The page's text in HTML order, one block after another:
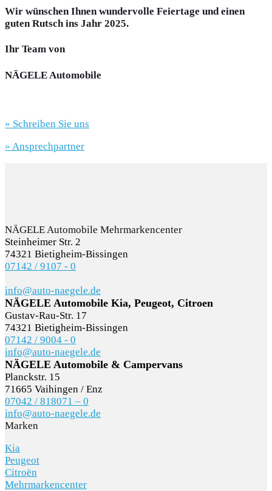
& Service
Teile &
Zubehör
Unternehmen
SCHNELLEINSTIEG
KONTAKT/ANFAHRT
SERVICETERMIN
AKTIONEN
Wir wünschen Ihnen wundervolle Feiertage und einen
guten Rutsch ins Jahr 2025.
Ihr Team von
NÄGELE Automobile
» Schreiben Sie uns
» Ansprechpartner
NÄGELE Automobile Mehrmarkencenter
Steinheimer Str. 2
74321 Bietigheim-Bissingen
07142 / 9107 - 0
info@auto-naegele.de
NÄGELE Automobile Kia, Peugeot, Citroen
Gustav-Rau-Str. 17
74321 Bietigheim-Bissingen
07142 / 9004 - 0
info@auto-naegele.de
NÄGELE Automobile & Campervans
Planckstr. 15
71665 Vaihingen / Enz
07042 / 818071 – 0
info@auto-naegele.de
Marken
Kia
Peugeot
Citroën
Mehrmarkencenter